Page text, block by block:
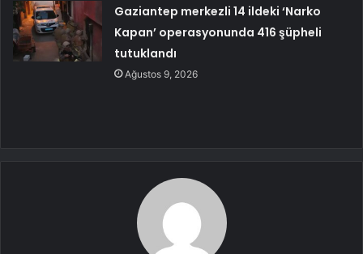
Gaziantep merkezli 14 ildeki ‘Narko
Kapan’ operasyonunda 416 şüpheli
tutuklandı
Ağustos 9, 2026